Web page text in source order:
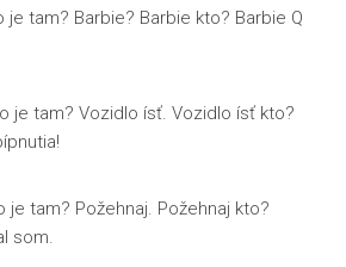
je tam? Barbie? Barbie kto? Barbie Q
je tam? Vozidlo ísť. Vozidlo ísť kto?
je tam? Požehnaj. Požehnaj kto?
som.